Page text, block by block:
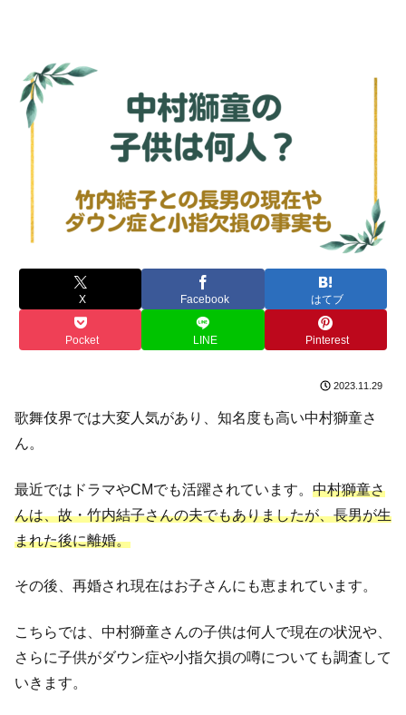
X Facebook はてブ
Pocket LINE Pinterest
2023.11.29
歌舞伎界では大変人気があり、知名度も高い中村獅童さ
ん。
最近ではドラマやCMでも活躍されています。 中村獅童さ
んは、故・竹内結子さんの夫でもありましたが、長男が生
まれた後に離婚。
その後、再婚され現在はお子さんにも恵まれています。
こちらでは、中村獅童さんの子供は何人で現在の状況や、
さらに子供がダウン症や小指欠損の噂についても調査して
いきます。